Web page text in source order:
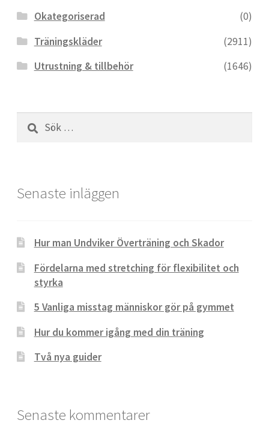
Okategoriserad
(0)
Träningskläder
(2911)
Utrustning & tillbehör
(1646)
Sök
efter:
Senaste inläggen
Hur man Undviker Överträning och Skador
Fördelarna med stretching för flexibilitet och
styrka
5 Vanliga misstag människor gör på gymmet
Hur du kommer igång med din träning
Två nya guider
Senaste kommentarer